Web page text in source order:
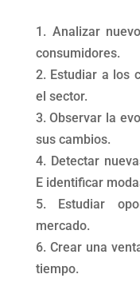
1. Analizar
consumidores.
2. Estudiar a los
el sector.
3. Observar la
sus cambios.
4. Detectar
E identificar
5. Estudiar
mercado.
6. Crear una
tiempo.